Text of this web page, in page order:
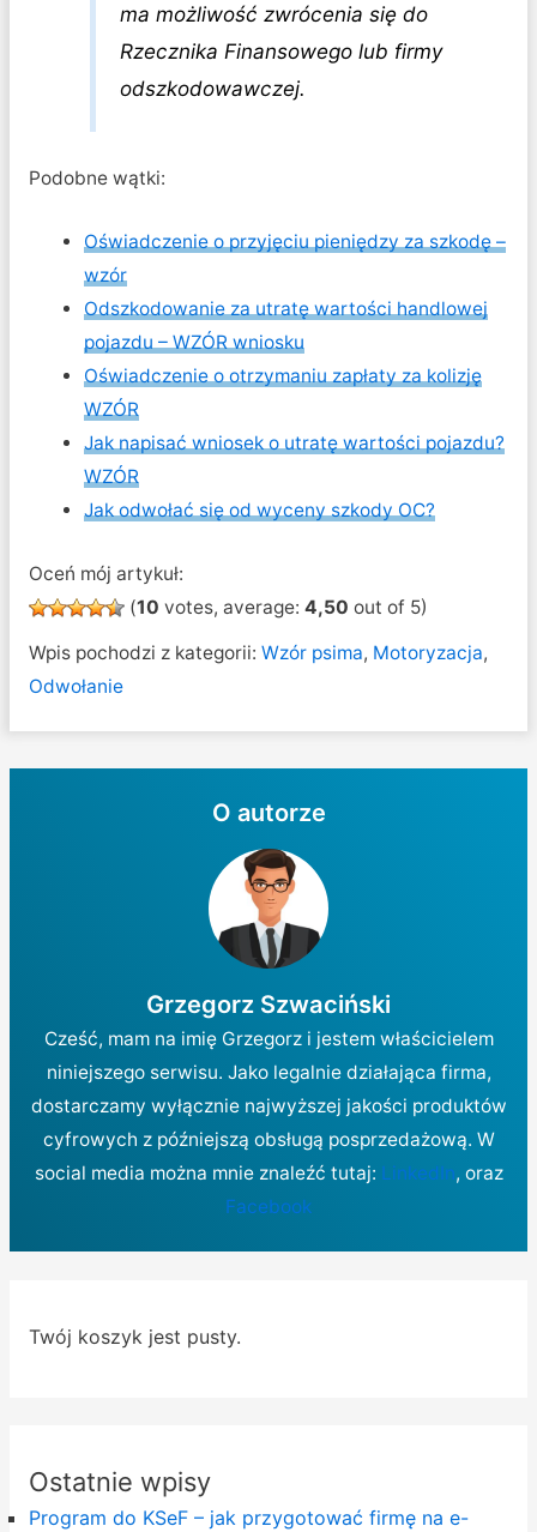
ma możliwość zwrócenia się do
Rzecznika Finansowego lub firmy
odszkodowawczej.
Podobne wątki:
Oświadczenie o przyjęciu pieniędzy za szkodę –
wzór
Odszkodowanie za utratę wartości handlowej
pojazdu – WZÓR wniosku
Oświadczenie o otrzymaniu zapłaty za kolizję
WZÓR
Jak napisać wniosek o utratę wartości pojazdu?
WZÓR
Jak odwołać się od wyceny szkody OC?
Oceń mój artykuł:
(10 votes, average: 4,50 out of 5)
Wpis pochodzi z kategorii: Wzór psima, Motoryzacja,
Odwołanie
O autorze
Grzegorz Szwaciński
Cześć, mam na imię Grzegorz i jestem właścicielem
niniejszego serwisu. Jako legalnie działająca firma,
dostarczamy wyłącznie najwyższej jakości produktów
cyfrowych z późniejszą obsługą posprzedażową. W
social media można mnie znaleźć tutaj: LinkedIn, oraz
Facebook
Twój koszyk jest pusty.
Ostatnie wpisy
Program do KSeF – jak przygotować firmę na e-